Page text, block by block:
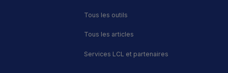
Tous les outils
Tous les articles
Services LCL et partenaires